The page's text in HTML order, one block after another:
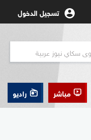
تسجيل الدخول
مباشر راديو